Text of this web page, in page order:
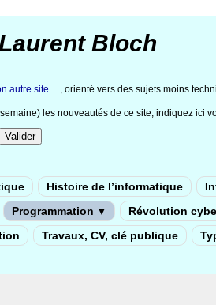
Bloch
autre site , orienté vers des sujets moins
les nouveautés de ce site, indiquez ici
Histoire de l’informatique
Programmation ▼
Révolution
Travaux, CV, clé publique